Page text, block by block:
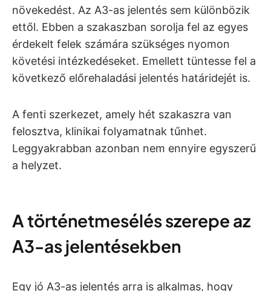
növekedést. Az A3-as jelentés sem különbözik
ettől. Ebben a szakaszban sorolja fel az egyes
érdekelt felek számára szükséges nyomon
követési intézkedéseket. Emellett tüntesse fel a
következő előrehaladási jelentés határidejét is.
A fenti szerkezet, amely hét szakaszra van
felosztva, klinikai folyamatnak tűnhet.
Leggyakrabban azonban nem ennyire egyszerű
a helyzet.
A történetmesélés szerepe az
A3-as jelentésekben
Egy jó A3-as jelentés arra is alkalmas, hogy